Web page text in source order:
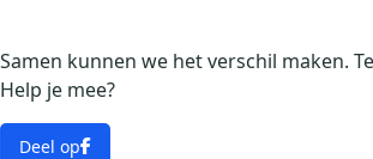
Samen kunnen we het verschil maken.
Help je mee?
Deel op